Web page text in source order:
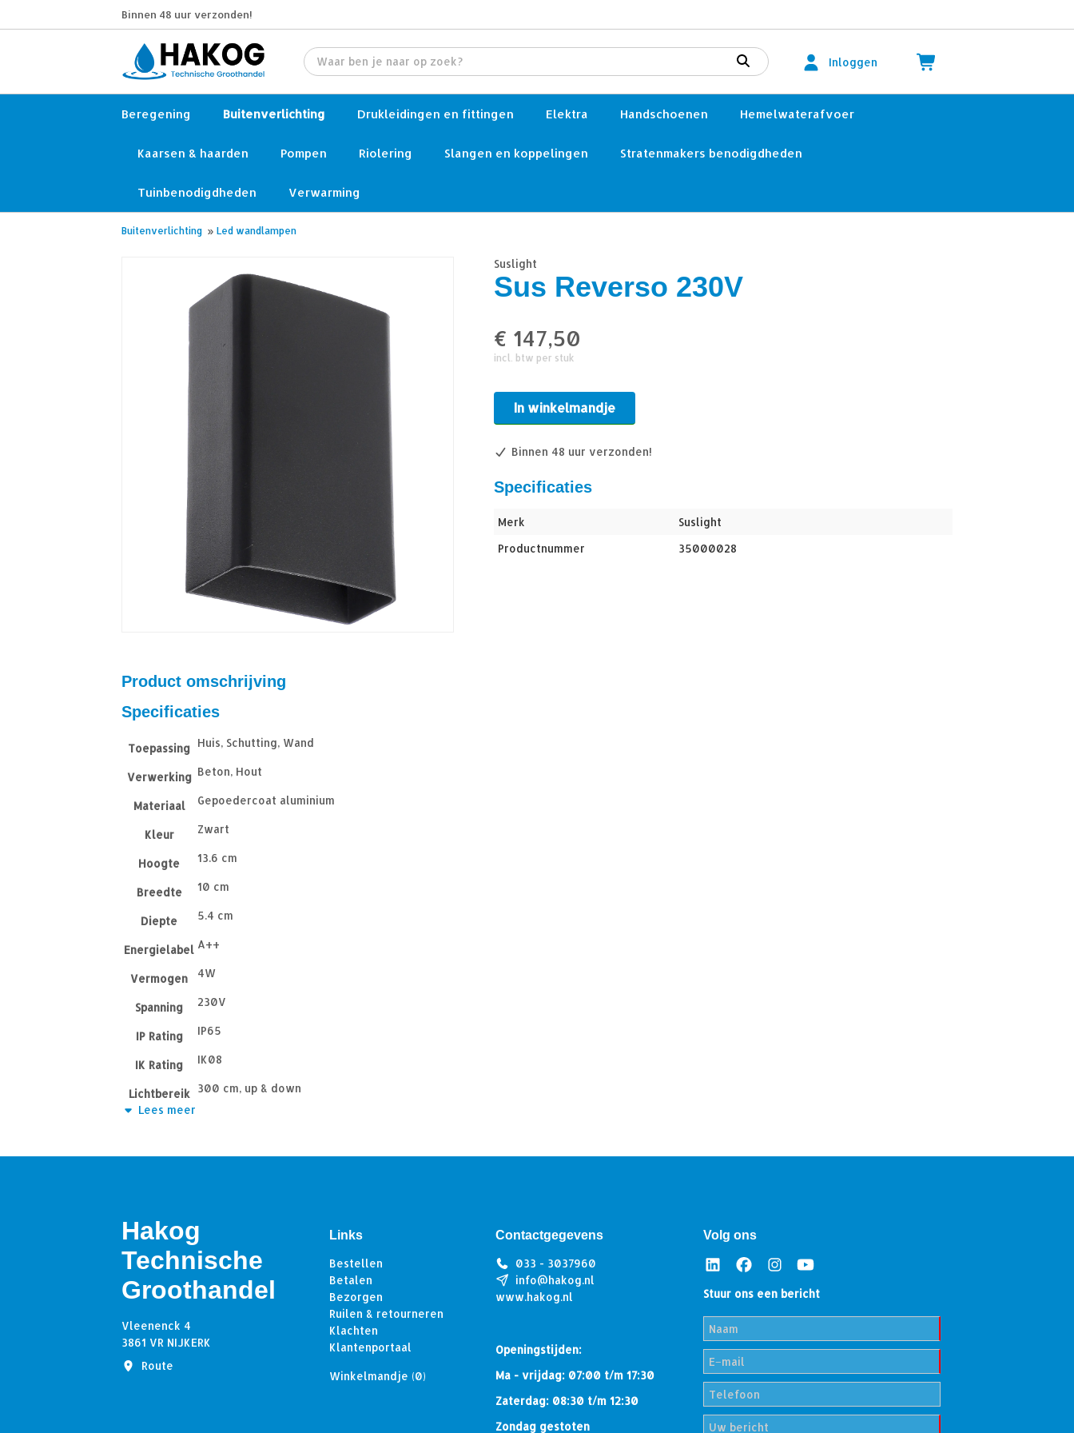
Binnen 48 uur verzonden!
Inloggen
Beregening Buitenverlichting Drukleidingen en fittingen Elektra Handschoenen Hemelwaterafvoer
Kaarsen & haarden Pompen Riolering Slangen en koppelingen Stratenmakers benodigdheden
Tuinbenodigdheden Verwarming
Buitenverlichting » Led wandlampen
Product omschrijving
Specificaties
Toepassing Huis, Schutting, Wand
Verwerking Beton, Hout
Materiaal Gepoedercoat aluminium
Kleur Zwart
Hoogte 13.6 cm
Breedte 10 cm
Diepte 5.4 cm
Energielabel A++
Vermogen 4W
Spanning 230V
IP Rating IP65
IK Rating IK08
Lichtbereik 300 cm, up & down
Lees meer
Suslight
Sus Reverso 230V
€ 147,50
incl. btw per stuk
In winkelmandje
Binnen 48 uur verzonden!
Specificaties
Merk
Suslight
Productnummer
35000028
Hakog
Technische
Groothandel
Vleenenck 4
3861 VR NIJKERK
Route
Links
Bestellen
Betalen
Bezorgen
Ruilen & retourneren
Klachten
Klantenportaal
Winkelmandje (0)
Contactgegevens
033 - 3037960
info@hakog.nl
www.hakog.nl
Openingstijden:
Ma - vrijdag: 07:00 t/m 17:30
Zaterdag: 08:30 t/m 12:30
Zondag gestoten
Volg ons
Stuur ons een bericht